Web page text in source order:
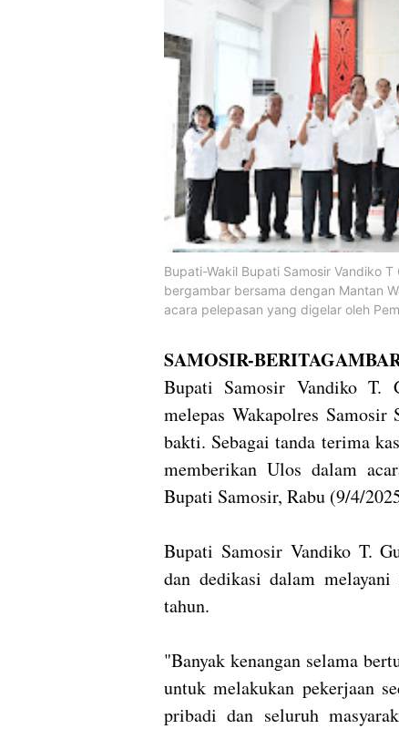
Bupati-Wakil Bupati Samosir Vandiko
bergambar bersama dengan Mantan
acara pelepasan yang digelar oleh
SAMOSIR-
Bupati Samosir Vandiko T.
melepas Wakapolres Samosir
bakti. Sebagai tanda terima
memberikan Ulos dalam
Bupati Samosir, Rabu (9/4/
Bupati Samosir Vandiko T.
dan dedikasi dalam melayani
tahun.
"Banyak kenangan selama
untuk melakukan pekerjaan
pribadi dan seluruh